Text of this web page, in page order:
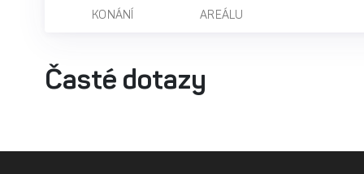
KONÁNÍ
AREÁLU
Časté dotazy